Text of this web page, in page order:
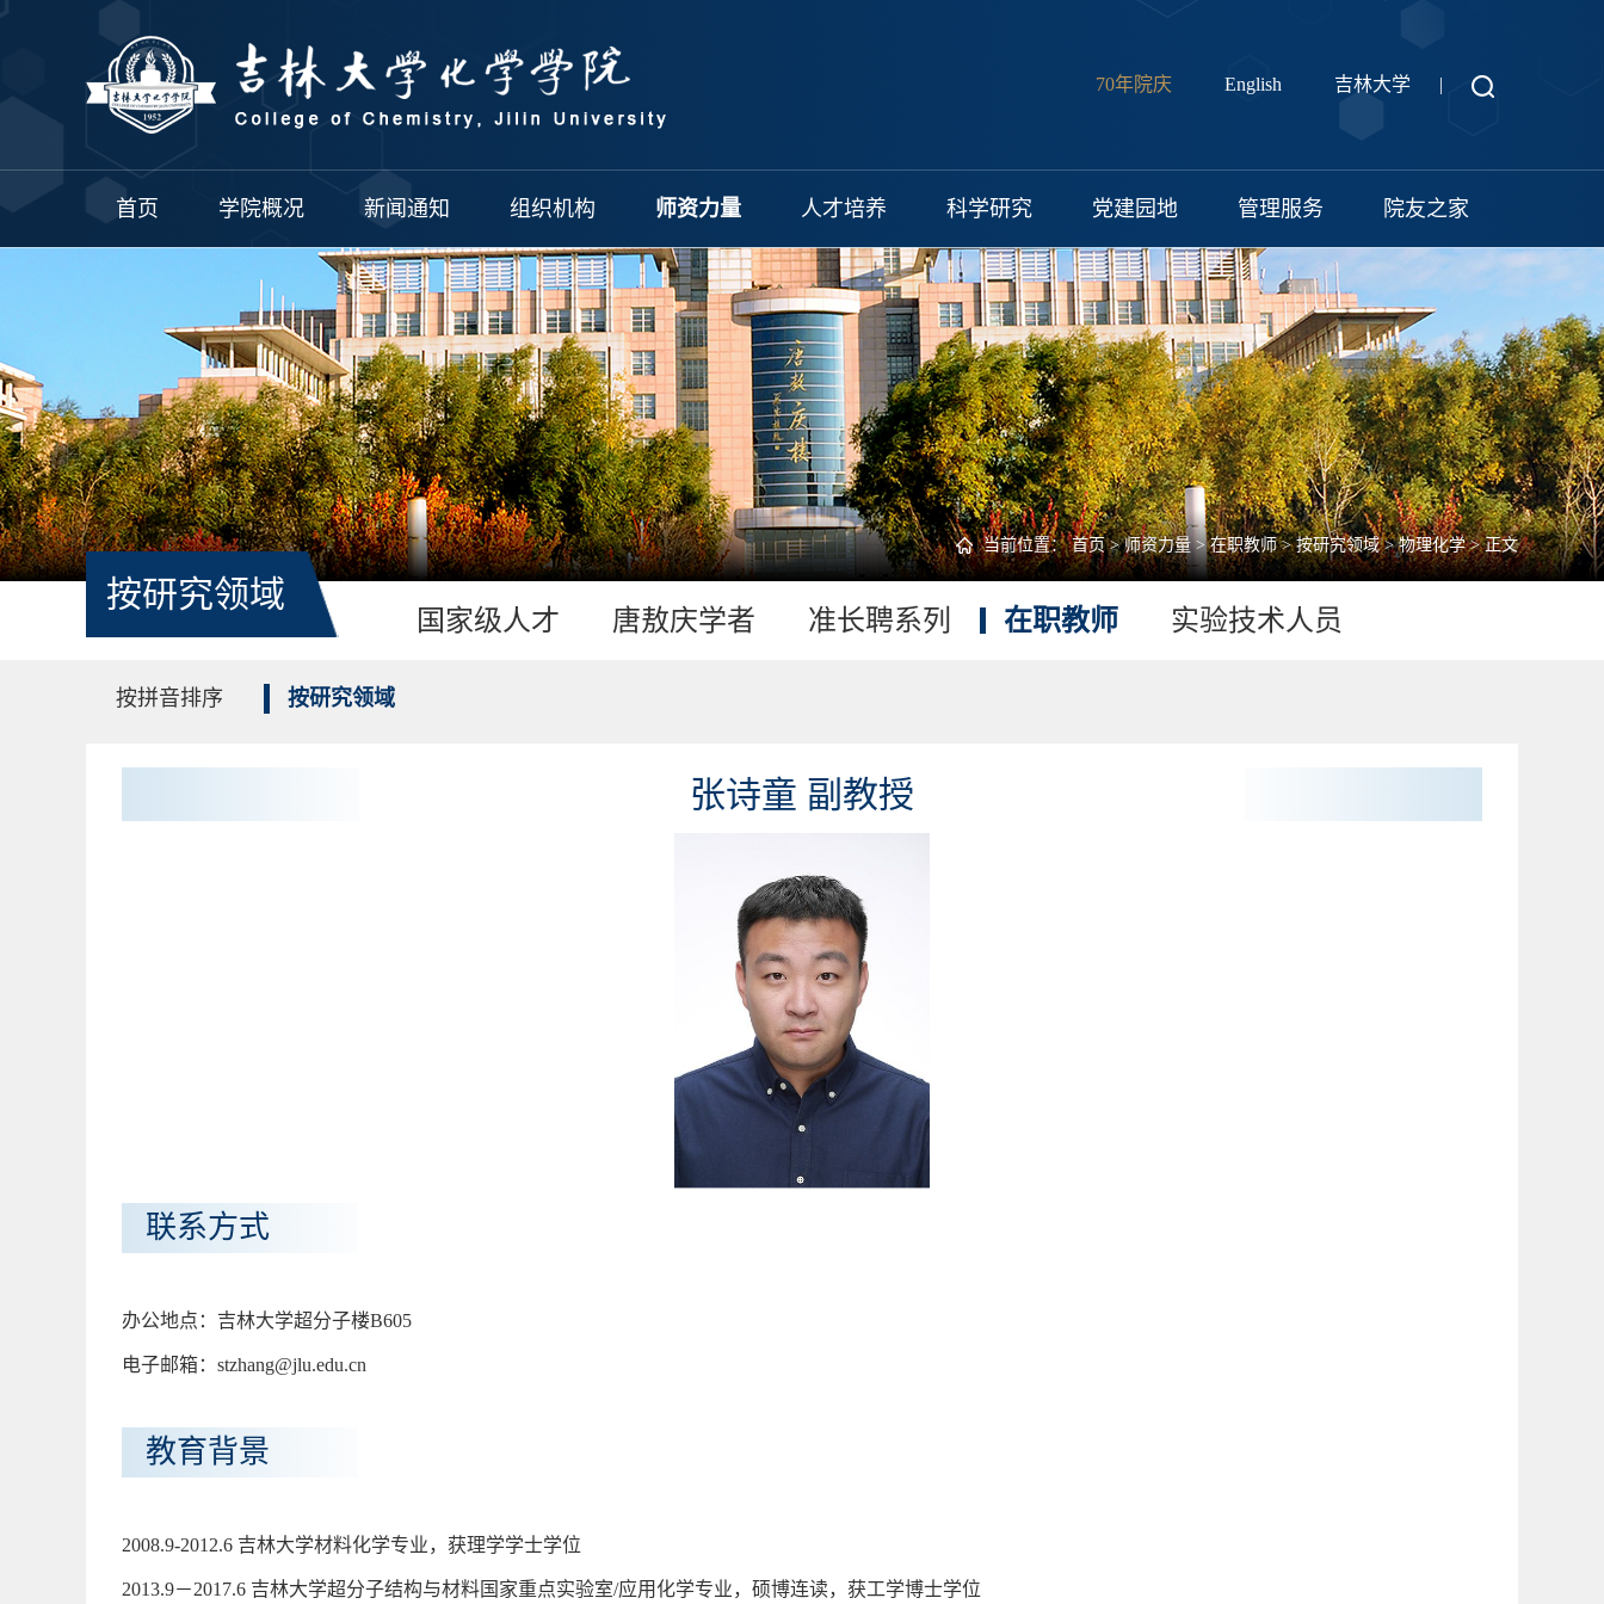
70年院庆 English 吉林大学 |
首页 学院概况 新闻通知 组织机构 师资力量 人才培养 科学研究 党建园地 管理服务 院友之家
当前位置：首页>师资力量>在职教师>按研究领域>物理化学> 正文
按研究领域
国家级人才 唐敖庆学者 准长聘系列 在职教师
按拼音排序 按研究领域
实验技术人员
张诗童 副教授
联系方式
办公地点：吉林大学超分子楼B605
电子邮箱：stzhang@jlu.edu.cn
教育背景
2008.9-2012.6 吉林大学材料化学专业，获理学学士学位
2013.9－2017.6 吉林大学超分子结构与材料国家重点实验室/应用化学专业，硕博连读，获工学博士学位